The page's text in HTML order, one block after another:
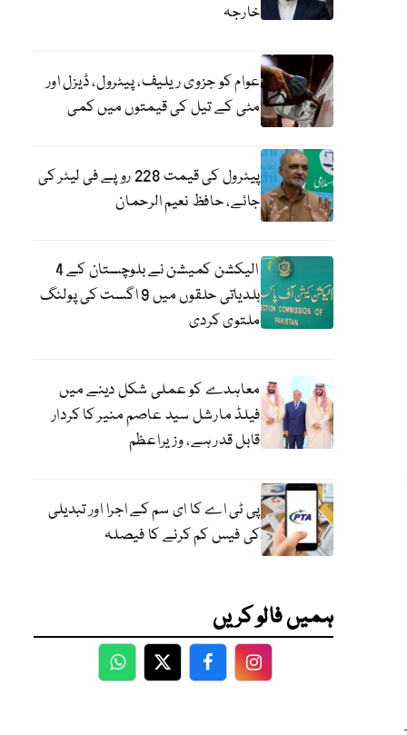
ہزار
خارجہ
عوام کو جزوی ریلیف، پیٹرول، ڈیزل اور
مٹی کے تیل کی قیمتوں میں کمی
پیٹرول کی قیمت 228 روپے فی لیٹر کی
جائے، حافظ نعیم الرحمان
الیکشن کمیشن نے بلوچستان کے 4
بلدیاتی حلقوں میں 9 اگست کی پولنگ
ملتوی کردی
معاہدے کو عملی شکل دینے میں
فیلڈ مارشل سید عاصم منیر کا کردار
قابل قدر ہے، وزیراعظم
پی ٹی اے کا ای سم کے اجرا اور تبدیلی
کی فیس کم کرنے کا فیصلہ
ہمیں فالو کریں
WhatsApp
TwitterFacebookFacebook